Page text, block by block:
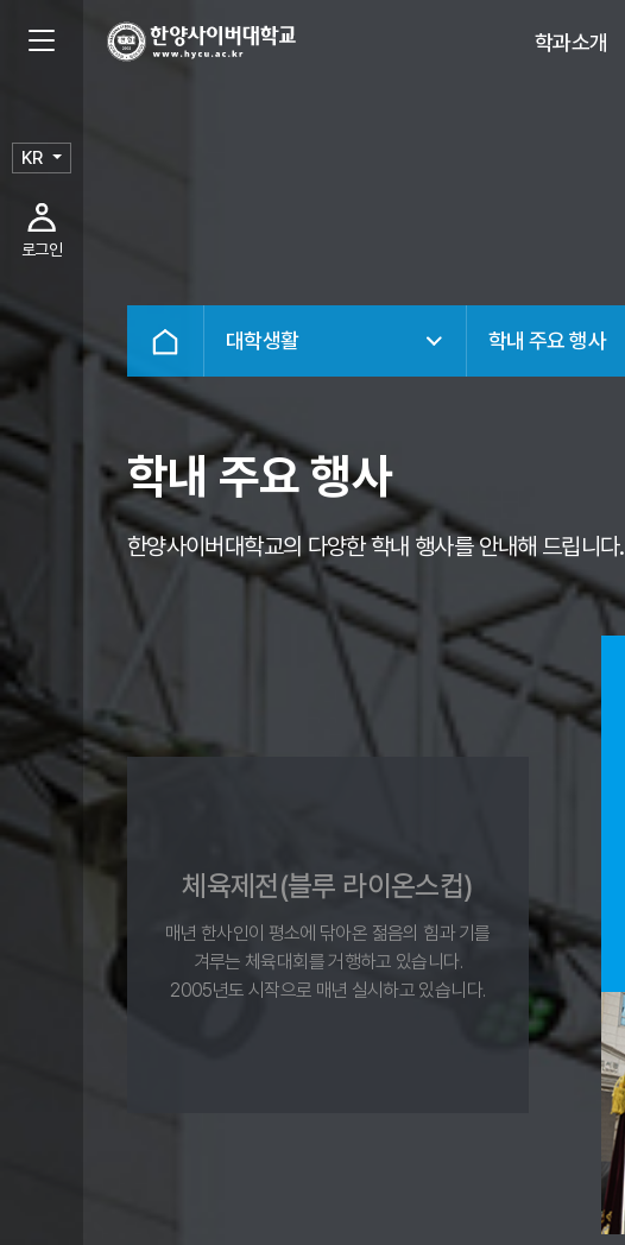
학과소개
KR
로그인
대학생활 학내 주요 행사
학내 주요 행사
한양사이버대학교의 다양한 학내 행사를 안내해 드립니다.
체육제전(블루 라이온스컵)
매년 한사인이 평소에 닦아온 젊음의 힘과 기를
겨루는 체육대회를 거행하고 있습니다.
2005년도 시작으로 매년 실시하고 있습니다.